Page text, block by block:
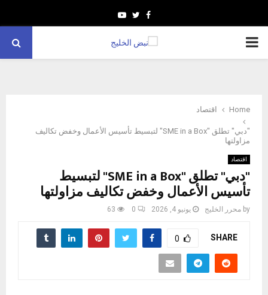
Facebook
Twitter
Youtube
PRIMARY
Home اقتصاد
"دبي" تطلق "SME in a Box" لتبسيط تأسيس الأعمال وخفض تكاليف
مزاولتها
اقتصاد
"دبي" تطلق "SME in a Box" لتبسيط
تأسيس الأعمال وخفض تكاليف مزاولتها
by محرر الخليج يونيو 4, 2026 0
63
SHARE
0